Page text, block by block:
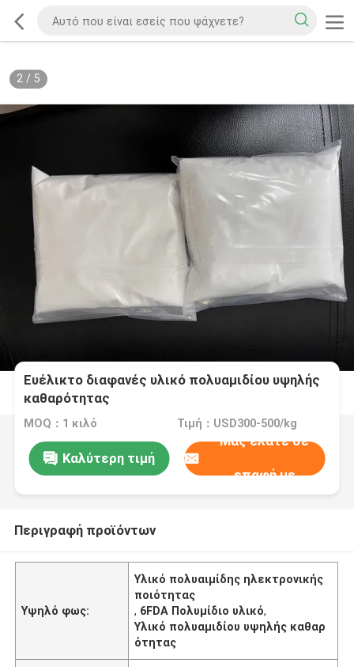
2/ 5
Ευέλικτο διαφανές υλικό πολυαμιδίου υψηλής
καθαρότητας
MOQ：1 κιλό Τιμή：USD300-500/kg
Καλύτερη τιμή
Μας ελάτε σε
επαφή με
Περιγραφή προϊόντων
Υψηλό φως:
Υλικό πολυαιμίδης ηλεκτρονικής
ποιότητας
, 6FDA Πολυμίδιο υλικό,
Υλικό πολυαμιδίου υψηλής καθαρ
ότητας